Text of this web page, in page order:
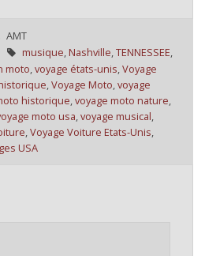
AMT
musique, Nashville,TENNESSEE,
moto,voyage états-unis,Voyage
,Voyage Moto,voyage
historique,voyage moto nature,
moto usa,voyage musical,
,Voyage Voiture Etats-Unis,
USA